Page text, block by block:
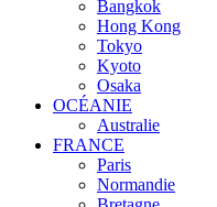
Bangkok
Hong Kong
Tokyo
Kyoto
Osaka
OCÉANIE
Australie
FRANCE
Paris
Normandie